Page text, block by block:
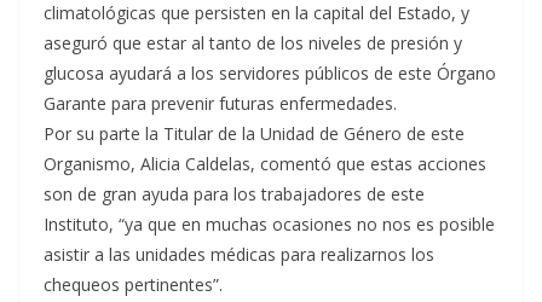
climatológicas que persisten en la capital del Estado, y
aseguró que estar al tanto de los niveles de presión y
glucosa ayudará a los servidores públicos de este Órgano
Garante para prevenir futuras enfermedades.
Por su parte la Titular de la Unidad de Género de este
Organismo, Alicia Caldelas, comentó que estas acciones
son de gran ayuda para los trabajadores de este
Instituto, “ya que en muchas ocasiones no nos es posible
asistir a las unidades médicas para realizarnos los
chequeos pertinentes”.